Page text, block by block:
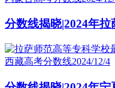
分数线揭晓|2024年
西藏高考分数线2024/12/4